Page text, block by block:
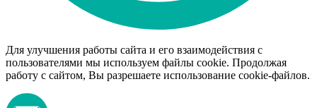
Для улучшения работы сайта и его взаимодействия с
пользователями мы используем файлы cookie. Продолжая
работу с сайтом, Вы разрешаете использование cookie-файлов.